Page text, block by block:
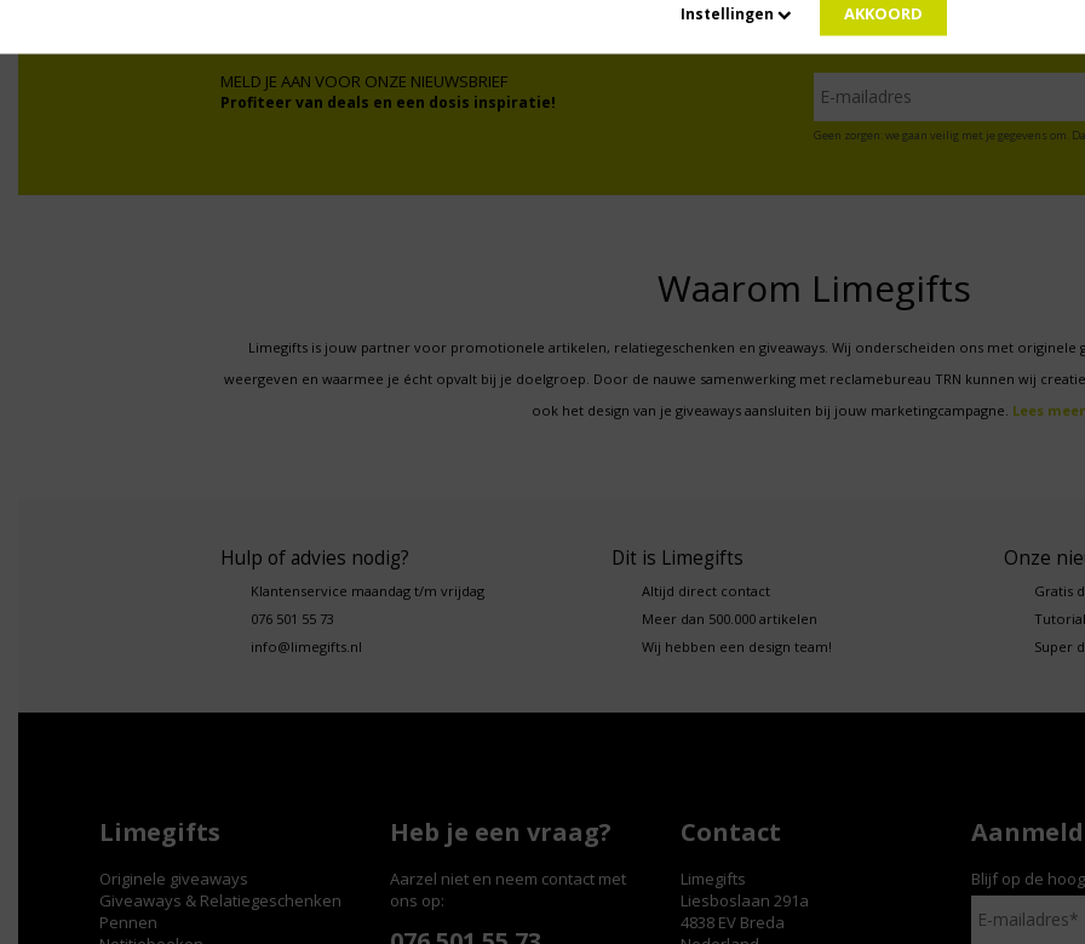
MELD JE AAN VOOR ONZE NIEUWSBRIEF
Profiteer van deals en een dosis inspiratie!
Geen zorgen: we gaan veilig met je gegevens om.
Waarom Limegifts
Limegifts is jouw partner voor promotionele artikelen, relatiegeschenken en giveaways. Wij onderscheiden ons met
weergeven en waarmee je écht opvalt bij je doelgroep. Door de nauwe samenwerking met reclamebureau TRN kunnen wij
ook het design van je giveaways aansluiten bij jouw marketingcampagne. Lees
Hulp of advies nodig?
Klantenservice maandag t/m vrijdag
076 501 55 73
info@limegifts.nl
Dit is Limegifts
Altijd direct contact
Meer dan 500.000 artikelen
Wij hebben een design team!
Onze
Gratis
Super
Limegifts
Originele giveaways
Giveaways & Relatiegeschenken
Pennen
Heb je een vraag?
Aarzel niet en neem contact met
ons op:
Contact
Limegifts
Liesboslaan 291a
4838 EV Breda
Blijf op de
Instellingen AKKOORD